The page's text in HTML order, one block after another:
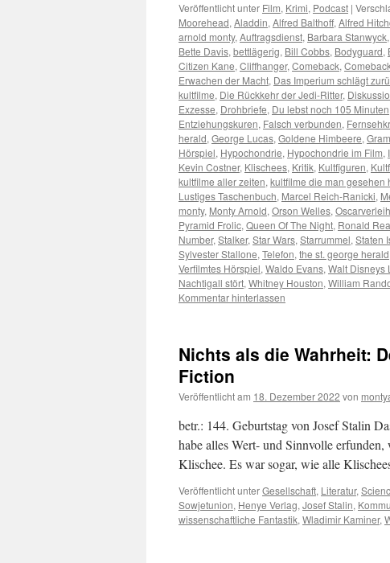
Veröffentlicht unter Film, Krimi, Podcast |
Moorehead, Aladdin, Alfred Balthoff, Alfred
arnold monty, Auftragsdienst, Barbara Stanwyck,
Bette Davis, bettlägerig, Bill Cobbs, Bodyguard,
Citizen Kane, Cliffhanger, Comeback,
Erwachen der Macht, Das Imperium schlägt
kultfilme, Die Rückkehr der Jedi-Ritter,
Exzesse, Drohbriefe, Du lebst noch 105 Minuten
Entziehungskuren, Falsch verbunden,
herald, George Lucas, Goldene Himbeere,
Hörspiel, Hypochondrie, Hypochondrie im Film,
Kevin Costner, Klischees, Kritik, Kultfiguren,
kultfilme aller zeiten, kultfilme die man gesehen
Lustiges Taschenbuch, Marcel Reich-Ranicki,
monty, Monty Arnold, Orson Welles,
Pyramid Frolic, Queen Of The Night, Ronald
Number, Stalker, Star Wars, Starrummel, Staten
Sylvester Stallone, Telefon, the st. george herald
Verfilmtes Hörspiel, Waldo Evans, Walt Disneys
Nachtigall stört, Whitney Houston, William
Kommentar hinterlassen
Nichts als die Wahrheit:
Fiction
Veröffentlicht am 18. Dezember 2022 von
betr.: 144. Geburtstag von Josef Stalin
habe alles Wert- und Sinnvolle
Klischee. Es war sogar, wie alle
Veröffentlicht unterGesellschaft, Literatur,
Sowjetunion, Henye Verlag, Josef Stalin,
wissenschaftliche Fantastik, Wladimir Kaminer,